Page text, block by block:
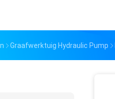
Graafwerktuig Hydraulic Pump